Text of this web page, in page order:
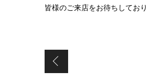
皆様のご来店をお待ちしており
【博多天神地下街店（直